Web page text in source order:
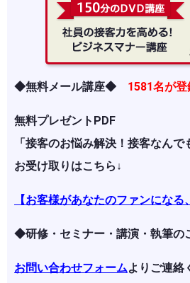
◆無料メール講座◆ 1581名が登
無料プレゼントPDF
「接客のお悩み解決！接客なんで
お受け取りはこちら↓
【お客様があなたのファンになる
◆研修・セミナー・講演・執筆
お問い合わせフォームよりご連絡